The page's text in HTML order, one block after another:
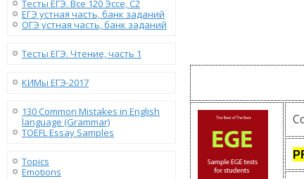
Тесты ЕГЭ. Все 120 Эссе, C2
ЕГЭ устная часть, банк заданий
ОГЭ устная часть, банк заданий
Тесты ЕГЭ. Чтение, часть 1
КИМы ЕГЭ-2017
130 Сommon Mistakes in English
language (Grammar)
TOEFL Essay Samples
Topics
Emotions